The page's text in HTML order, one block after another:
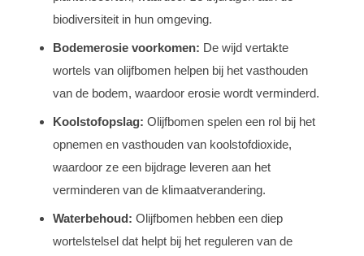
biodiversiteit in hun omgeving.
Bodemerosie voorkomen: De wijd vertakte
wortels van olijfbomen helpen bij het vasthouden
van de bodem, waardoor erosie wordt verminderd.
Koolstofopslag: Olijfbomen spelen een rol bij het
opnemen en vasthouden van koolstofdioxide,
waardoor ze een bijdrage leveren aan het
verminderen van de klimaatverandering.
Waterbehoud: Olijfbomen hebben een diep
wortelstelsel dat helpt bij het reguleren van de